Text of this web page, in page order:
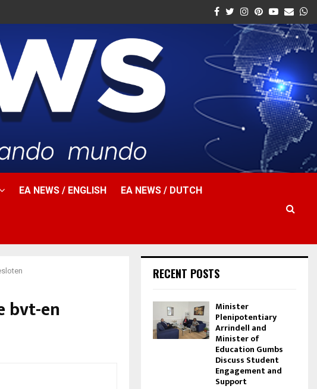
Facebook
Twitter
Instagram
Pinterest
Youtube
Email
EA NEWS / ENGLISH EA NEWS / DUTCH
bvt-en
RECENT POSTS
Minister
Plenipotentiary
Arrindell and
Minister of
Education Gumbs
Discuss Student
Engagement and
Support